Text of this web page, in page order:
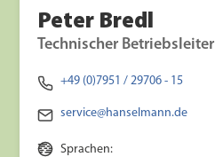
Peter Bredl
Technischer Betriebsleiter
+49 (0)7951 / 29706 - 15
service@hanselmann.de
Sprachen: